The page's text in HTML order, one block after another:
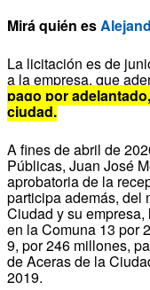
Mirá quién es
La licitación es de
a la empresa, que
pago por
ciudad.
A fines de abril de
Públicas, Juan José
aprobatoria de la
participa además, del
Ciudad y su empresa,
en la Comuna 13 por
9, por 246 millones,
de Aceras de la
2019.